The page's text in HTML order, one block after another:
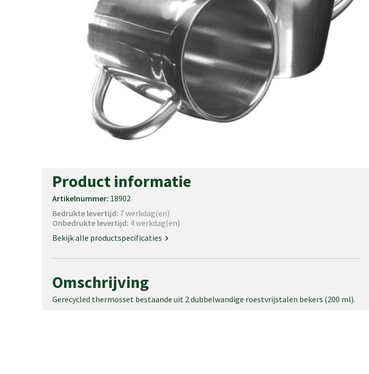
Product informatie
Artikelnummer: 18902
Bedrukte levertijd: 7 werkdag(en)
Onbedrukte levertijd: 4 werkdag(en)
Bekijk alle productspecificaties
Omschrijving
Gerecycled thermosset bestaande uit 2 dubbelwandige roestvrijstalen bekers (200 ml).